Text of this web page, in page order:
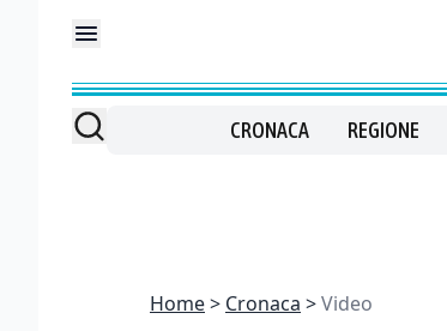
CRONACA REGIONE
Home Cronaca Video